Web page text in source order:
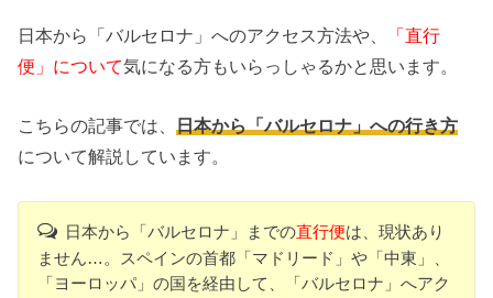
日本から「バルセロナ」へのアクセス方法や、
「直行
便」について気になる方もいらっしゃるかと思います。
こちらの記事では、日本から「バルセロナ」への行き方
について解説しています。
日本から「バルセロナ」までの直行便は、現状あり
ません…。スペインの首都「マドリード」や「中東」、
「ヨーロッパ」の国を経由して、「バルセロナ」へアク